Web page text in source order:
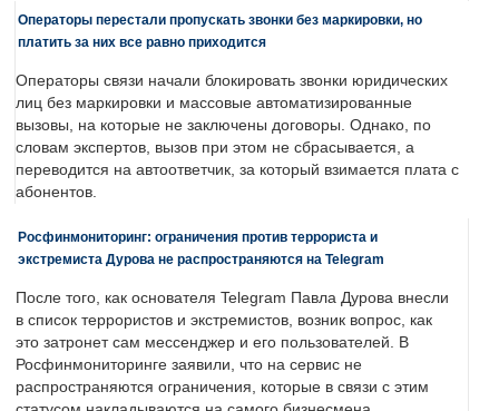
Операторы перестали пропускать звонки без маркировки, но
платить за них все равно приходится
Операторы связи начали блокировать звонки юридических
лиц без маркировки и массовые автоматизированные
вызовы, на которые не заключены договоры. Однако, по
словам экспертов, вызов при этом не сбрасывается, а
переводится на автоответчик, за который взимается плата с
абонентов.
Росфинмониторинг: ограничения против террориста и
экстремиста Дурова не распространяются на Telegram
После того, как основателя Telegram Павла Дурова внесли
в список террористов и экстремистов, возник вопрос, как
это затронет сам мессенджер и его пользователей. В
Росфинмониторинге заявили, что на сервис не
распространяются ограничения, которые в связи с этим